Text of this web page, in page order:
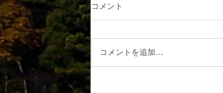
コメント
コメントを追加…